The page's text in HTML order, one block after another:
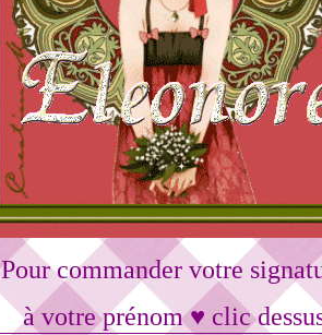
Pour commander votre
à votre prénom ♥ clic